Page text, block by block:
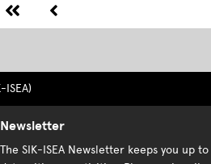
Newsletter
The SIK-ISEA Newsletter keeps you up to